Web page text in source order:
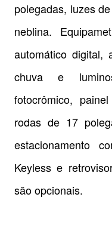
polegadas, luzes
neblina.
automático digital,
chuva e
fotocrômico,
rodas de 17
estacionamento
Keyless e
são opcionais.